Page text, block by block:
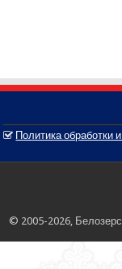
Политика обработки
© 2005-2026,